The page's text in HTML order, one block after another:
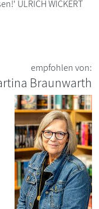
ULRICH WICKERT
empfohlen von:
Braunwarth